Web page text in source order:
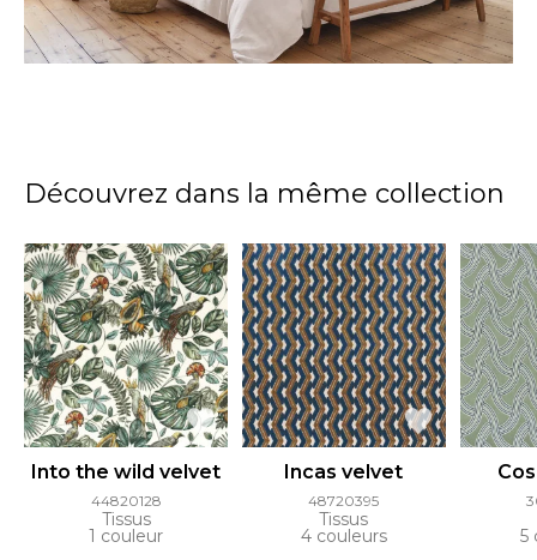
Découvrez dans la même collection
Into the wild velvet
44820128
Tissus
1 couleur
Incas velvet
48720395
Tissus
4 couleurs 5